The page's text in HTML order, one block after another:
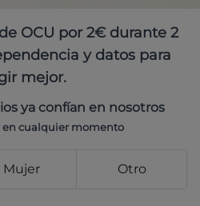
OCU por 2€ durante 2
y datos para
mejor.
ya confían en nosotros
en cualquier momento
Mujer Otro